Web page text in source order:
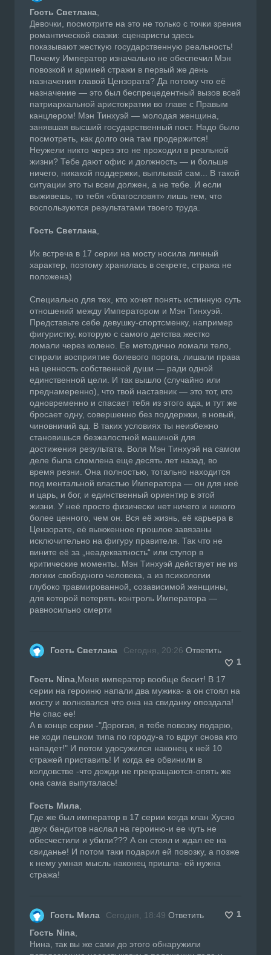
Гость Светлана
Девочки, посмотрите на это не только с точки зрения
романтической сказки: сценаристы здесь
показывают жесткую государственную реальность!
Почему Император изначально не обеспечил Мэн
повозкой и армией стражи в первый же день
назначения главой Цензората? Да потому что её
назначение — это был беспрецедентный вызов всей
патриархальной аристократии во главе с Правым
канцлером! Мэн Тинхуэй — молодая женщина,
занявшая высший государственный пост. Надо было
посмотреть, как долго она там продержится!
Неужели никто через это не проходил в реальной
жизни? Тебе дают офис и должность — и больше
ничего, никакой поддержки, выплывай сам... В такой
ситуации это ты всем должен, а не тебе. И если
выживешь, то тебя «благословят» лишь тем, что
воспользуются результатами твоего труда.
Гость Светлана
Их встреча в 17 серии на мосту носила личный
характер, поэтому хранилась в секрете, стража не
положена)
Специально для тех, кто хочет понять истинную суть
отношений между Императором и Мэн Тинхуэй.
Представьте себе девушку-спортсменку, например
фигуристку, которую с самого детства жестко
ломали через колено. Ее методично ломали тело,
стирали восприятие болевого порога, лишали права
на ценность собственной души — ради одной
единственной цели. И так вышло (случайно или
преднамеренно), что твой наставник — это тот, кто
одновременно и спасает тебя из этого ада, и тут же
бросает одну, совершенно без поддержки, в новый,
чиновничий ад. В таких условиях ты неизбежно
становишься безжалостной машиной для
достижения результата. Воля Мэн Тинхуэй на самом
деле была сломлена еще десять лет назад, во
время резни. Она полностью, тотально находится
под ментальной властью Императора — он для неё
и царь, и бог, и единственный ориентир в этой
жизни. У неё просто физически нет ничего и никого
более ценного, чем он. Вся её жизнь, её карьера в
Цензорате, её выжженное прошлое завязаны
исключительно на фигуру правителя. Так что не
вините её за „неадекватность“ или ступор в
критические моменты. Мэн Тинхуэй действует не из
логики свободного человека, а из психологии
глубоко травмированной, созависимой женщины,
для которой потерять контроль Императора —
равносильно смерти
Гость Светлана Сегодня, 20:26 Ответить
1
Гость Nina ,Меня император вообще бесит! В 17
серии на героиню напали два мужика- а он стоял на
мосту и волновался что она на свиданку опоздала!
Не спас ее!
А в конце серии -"Дорогая, я тебе повозку подарю,
не ходи пешком типа по городу-а то вдруг снова кто
нападет!" И потом удосужился наконец к ней 10
стражей приставить! И когда ее обвинили в
колдовстве -что дожди не прекращаются-опять же
она сама выпуталась!
Гость Мила
Где же был император в 17 серии когда клан Хусяо
двух бандитов наслал на героиню-и ее чуть не
обесчестили и убили??? А он стоял и ждал ее на
свиданье! И потом таки подарил ей повозку, а позже
к нему умная мысль наконец пришла- ей нужна
стража!
Гость Мила Сегодня, 18:49 Ответить
1
Гость Nina
Нина, так вы же сами до этого обнаружили